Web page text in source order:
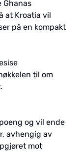
at Kroatia vil
på en kompakt
til om
og vil ende
avhengig av
mot